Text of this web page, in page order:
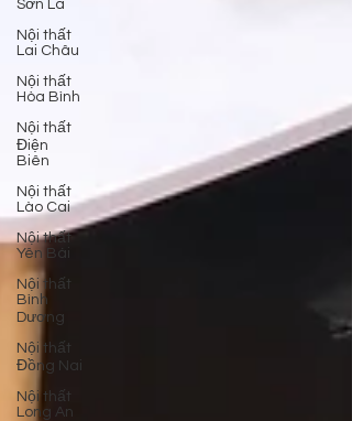
Sơn La
Nội thất
Lai Châu
Nội thất
Hòa Bình
Nội thất
Điện
Biên
Nội thất
Lào Cai
Nội thất
Yên Bái
Nội thất
Bình
Dương
Nội thất
Đồng Nai
Nội thất
Long An